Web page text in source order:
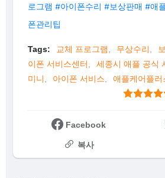
로그램 #아이폰수리 #보상판매 #애
폰관리팁
Tags: 교체 프로그램 무상수리
이폰 서비스센터
세종시 애플 공식
미니
아이폰 서비스
애플케어플러
Facebook
복사